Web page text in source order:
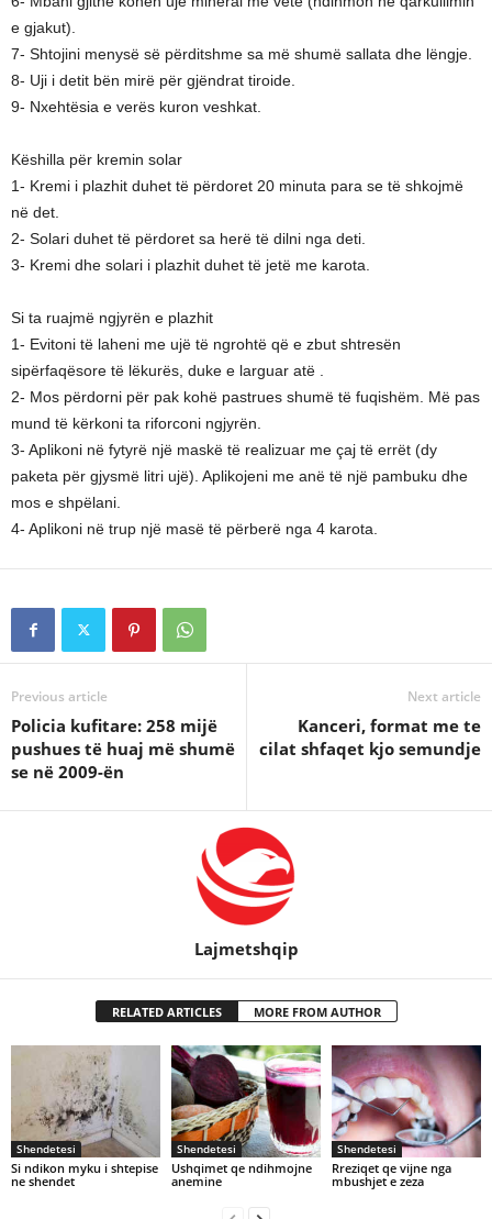
e gjakut).
7- Shtojini menysë së përditshme sa më shumë sallata dhe lëngje.
8- Uji i detit bën mirë për gjëndrat tiroide.
9- Nxehtësia e verës kuron veshkat.
Këshilla për kremin solar
1- Kremi i plazhit duhet të përdoret 20 minuta para se të shkojmë
në det.
2- Solari duhet të përdoret sa herë të dilni nga deti.
3- Kremi dhe solari i plazhit duhet të jetë me karota.
Si ta ruajmë ngjyrën e plazhit
1- Evitoni të laheni me ujë të ngrohtë që e zbut shtresën
sipërfaqësore të lëkurës, duke e larguar atë .
2- Mos përdorni për pak kohë pastrues shumë të fuqishëm. Më pas
mund të kërkoni ta riforconi ngjyrën.
3- Aplikoni në fytyrë një maskë të realizuar me çaj të errët (dy
paketa për gjysmë litri ujë). Aplikojeni me anë të një pambuku dhe
mos e shpëlani.
4- Aplikoni në trup një masë të përberë nga 4 karota.
Previous article
Policia kufitare: 258 mijë
pushues të huaj më shumë
se në 2009-ën
Next article
Kanceri, format me te
cilat shfaqet kjo semundje
Lajmetshqip
RELATED ARTICLES MORE FROM AUTHOR
Shendetesi
Si ndikon myku i shtepise
ne shendet
Shendetesi
Ushqimet qe ndihmojne
anemine
Shendetesi
Rreziqet qe vijne nga
mbushjet e zeza